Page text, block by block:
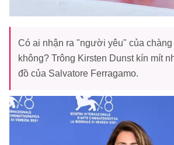
Có ai nhận ra "người yêu" của
không? Trông Kirsten Dunst kín mít
đồ của Salvatore Ferragamo.